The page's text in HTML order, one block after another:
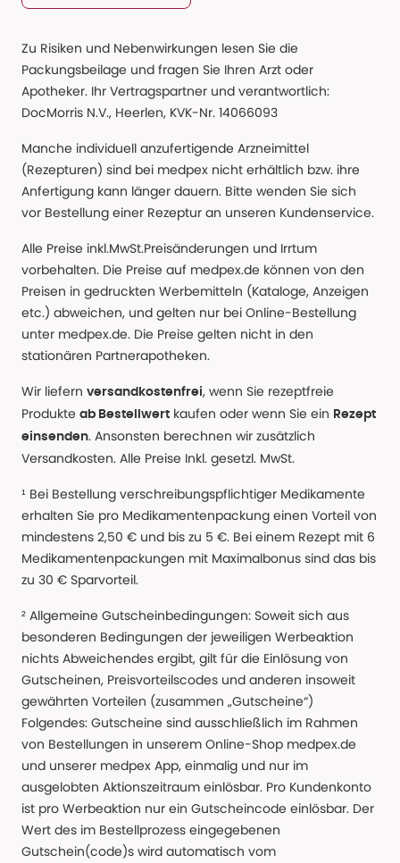
Zu Risiken und Nebenwirkungen lesen Sie die
Packungsbeilage und fragen Sie Ihren Arzt oder
Apotheker. Ihr Vertragspartner und verantwortlich:
DocMorris N.V., Heerlen, KVK-Nr. 14066093
Manche individuell anzufertigende Arzneimittel
(Rezepturen) sind bei medpex nicht erhältlich bzw. ihre
Anfertigung kann länger dauern. Bitte wenden Sie sich
vor Bestellung einer Rezeptur an unseren Kundenservice.
Alle Preise inkl.MwSt.Preisänderungen und Irrtum
vorbehalten. Die Preise auf medpex.de können von den
Preisen in gedruckten Werbemitteln (Kataloge, Anzeigen
etc.) abweichen, und gelten nur bei Online-Bestellung
unter medpex.de. Die Preise gelten nicht in den
stationären Partnerapotheken.
Wir liefern versandkostenfrei, wenn Sie rezeptfreie
Produkte ab Bestellwert kaufen oder wenn Sie ein Rezept
einsenden. Ansonsten berechnen wir zusätzlich
Versandkosten. Alle Preise Inkl. gesetzl. MwSt.
¹ Bei Bestellung verschreibungspflichtiger Medikamente
erhalten Sie pro Medikamentenpackung einen Vorteil von
mindestens 2,50 € und bis zu 5 €. Bei einem Rezept mit 6
Medikamentenpackungen mit Maximalbonus sind das bis
zu 30 € Sparvorteil.
² Allgemeine Gutscheinbedingungen: Soweit sich aus
besonderen Bedingungen der jeweiligen Werbeaktion
nichts Abweichendes ergibt, gilt für die Einlösung von
Gutscheinen, Preisvorteilscodes und anderen insoweit
gewährten Vorteilen (zusammen „Gutscheine“)
Folgendes: Gutscheine sind ausschließlich im Rahmen
von Bestellungen in unserem Online-Shop medpex.de
und unserer medpex App, einmalig und nur im
ausgelobten Aktionszeitraum einlösbar. Pro Kundenkonto
ist pro Werbeaktion nur ein Gutscheincode einlösbar. Der
Wert des im Bestellprozess eingegebenen
Gutschein(code)s wird automatisch vom